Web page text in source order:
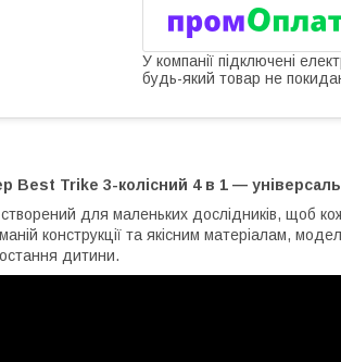
У компанії підключені
будь-який товар не
Trike 3-колісний 4 в 1 —
для маленьких дослідників, щоб
конструкції та якісним матеріалам,
дитини.